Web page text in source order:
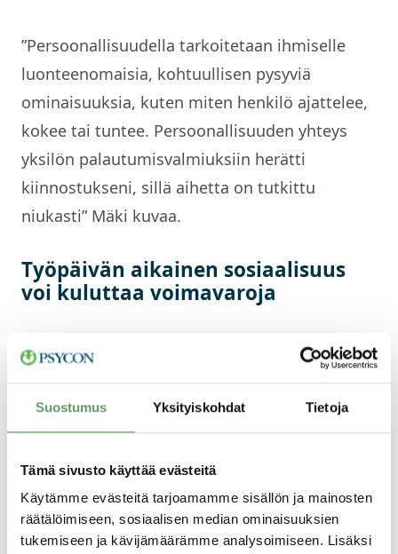
Suostumus Yksityiskohdat Tietoja
Tämä sivusto käyttää evästeitä
Käytämme evästeitä tarjoamamme sisällön ja mainosten
räätälöimiseen, sosiaalisen median ominaisuuksien
tukemiseen ja kävijämäärämme analysoimiseen. Lisäksi
”Persoonallisuudella tarkoitetaan ihmiselle
luonteenomaisia, kohtuullisen pysyviä
ominaisuuksia, kuten miten henkilö ajattelee,
kokee tai tuntee. Persoonallisuuden yhteys
yksilön palautumisvalmiuksiin herätti
kiinnostukseni, sillä aihetta on tutkittu
niukasti” Mäki kuvaa.
Työpäivän aikainen sosiaalisuus
voi kuluttaa voimavaroja
hyödyntämällä dataa Psyconin
palautumiseen tarkasteltiin kahdesta eri
näkökulmasta: toisaalta kuinka paljon hän
kokee tarvetta palautua työn mahdollisesti